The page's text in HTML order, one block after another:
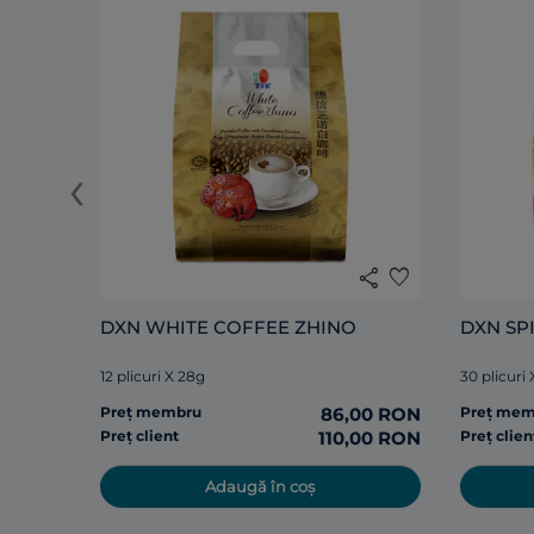
share favorite
DXN WHITE COFFEE ZHINO
12 plicuri X 28g
Preț membru
86,00 RON
Preț client 110,00 RON
Adaugă în coș
DXN
30 plicuri
Preț
Preț
‹